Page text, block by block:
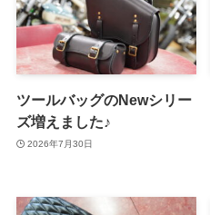
ツールバッグのNewシリー
ズ増えました♪
2026年7月30日